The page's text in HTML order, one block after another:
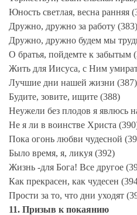
Юность светлая, весна ранняя
Дружно, дружно за работу (383)
Дружно, дружно будем мы
О братья, пойдемте к забытым
Жить для Иисуса, с Ним
Лучшие дни нашей жизни (387)
Будите, зовите, ищите (388)
Неужели без плодов я явлюсь
Не я ли в воинстве Христа
Пока огонь любви чудесной
Было время, я, ликуя (392)
Жизнь -для Бога! Все другое
Как прекрасен, как чудесен
Прости за то, что дни уходят
11. Призыв к покаянию